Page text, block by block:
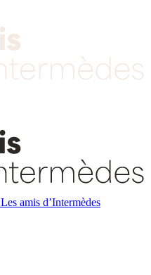
Les amis d’Intermèdes